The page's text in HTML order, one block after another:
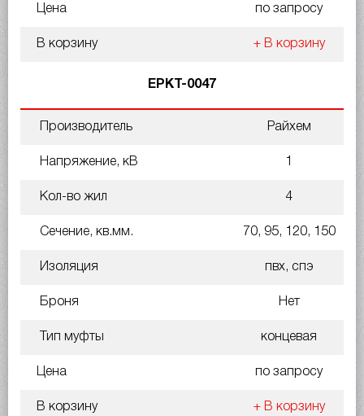
Цена по запросу
В корзину + В корзину
EPKT-0047
Производитель Райхем
Напряжение, кВ 1
Кол-во жил 4
Сечение, кв.мм. 70, 95, 120, 150
Изоляция пвх, спэ
Броня Нет
Тип муфты концевая
Цена по запросу
В корзину + В корзину